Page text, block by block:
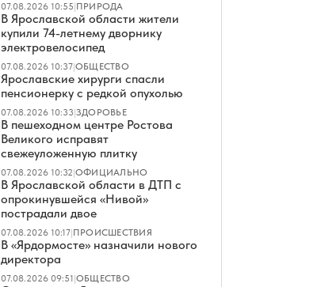
07.08.2026 10:55|ПРИРОДА
В Ярославской области жители
купили 74-летнему дворнику
электровелосипед
07.08.2026 10:37|ОБЩЕСТВО
Ярославские хирурги спасли
пенсионерку с редкой опухолью
07.08.2026 10:33|ЗДОРОВЬЕ
В пешеходном центре Ростова
Великого исправят
свежеуложенную плитку
07.08.2026 10:32|ОФИЦИАЛЬНО
В Ярославской области в ДТП с
опрокинувшейся «Нивой»
пострадали двое
07.08.2026 10:17|ПРОИСШЕСТВИЯ
В «Ярдормосте» назначили нового
директора
07.08.2026 09:51|ОБЩЕСТВО